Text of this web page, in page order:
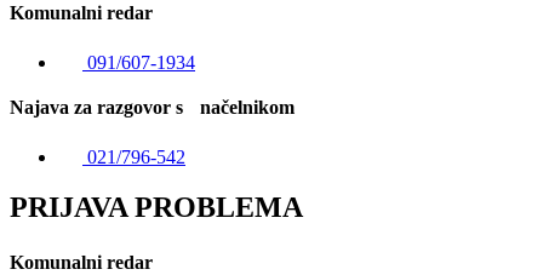
Komunalni redar
091/607-1934
Najava za razgovor s načelnikom
021/796-542
PRIJAVA PROBLEMA
Komunalni redar